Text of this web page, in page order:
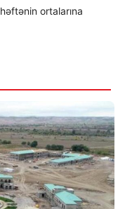
ortalarına